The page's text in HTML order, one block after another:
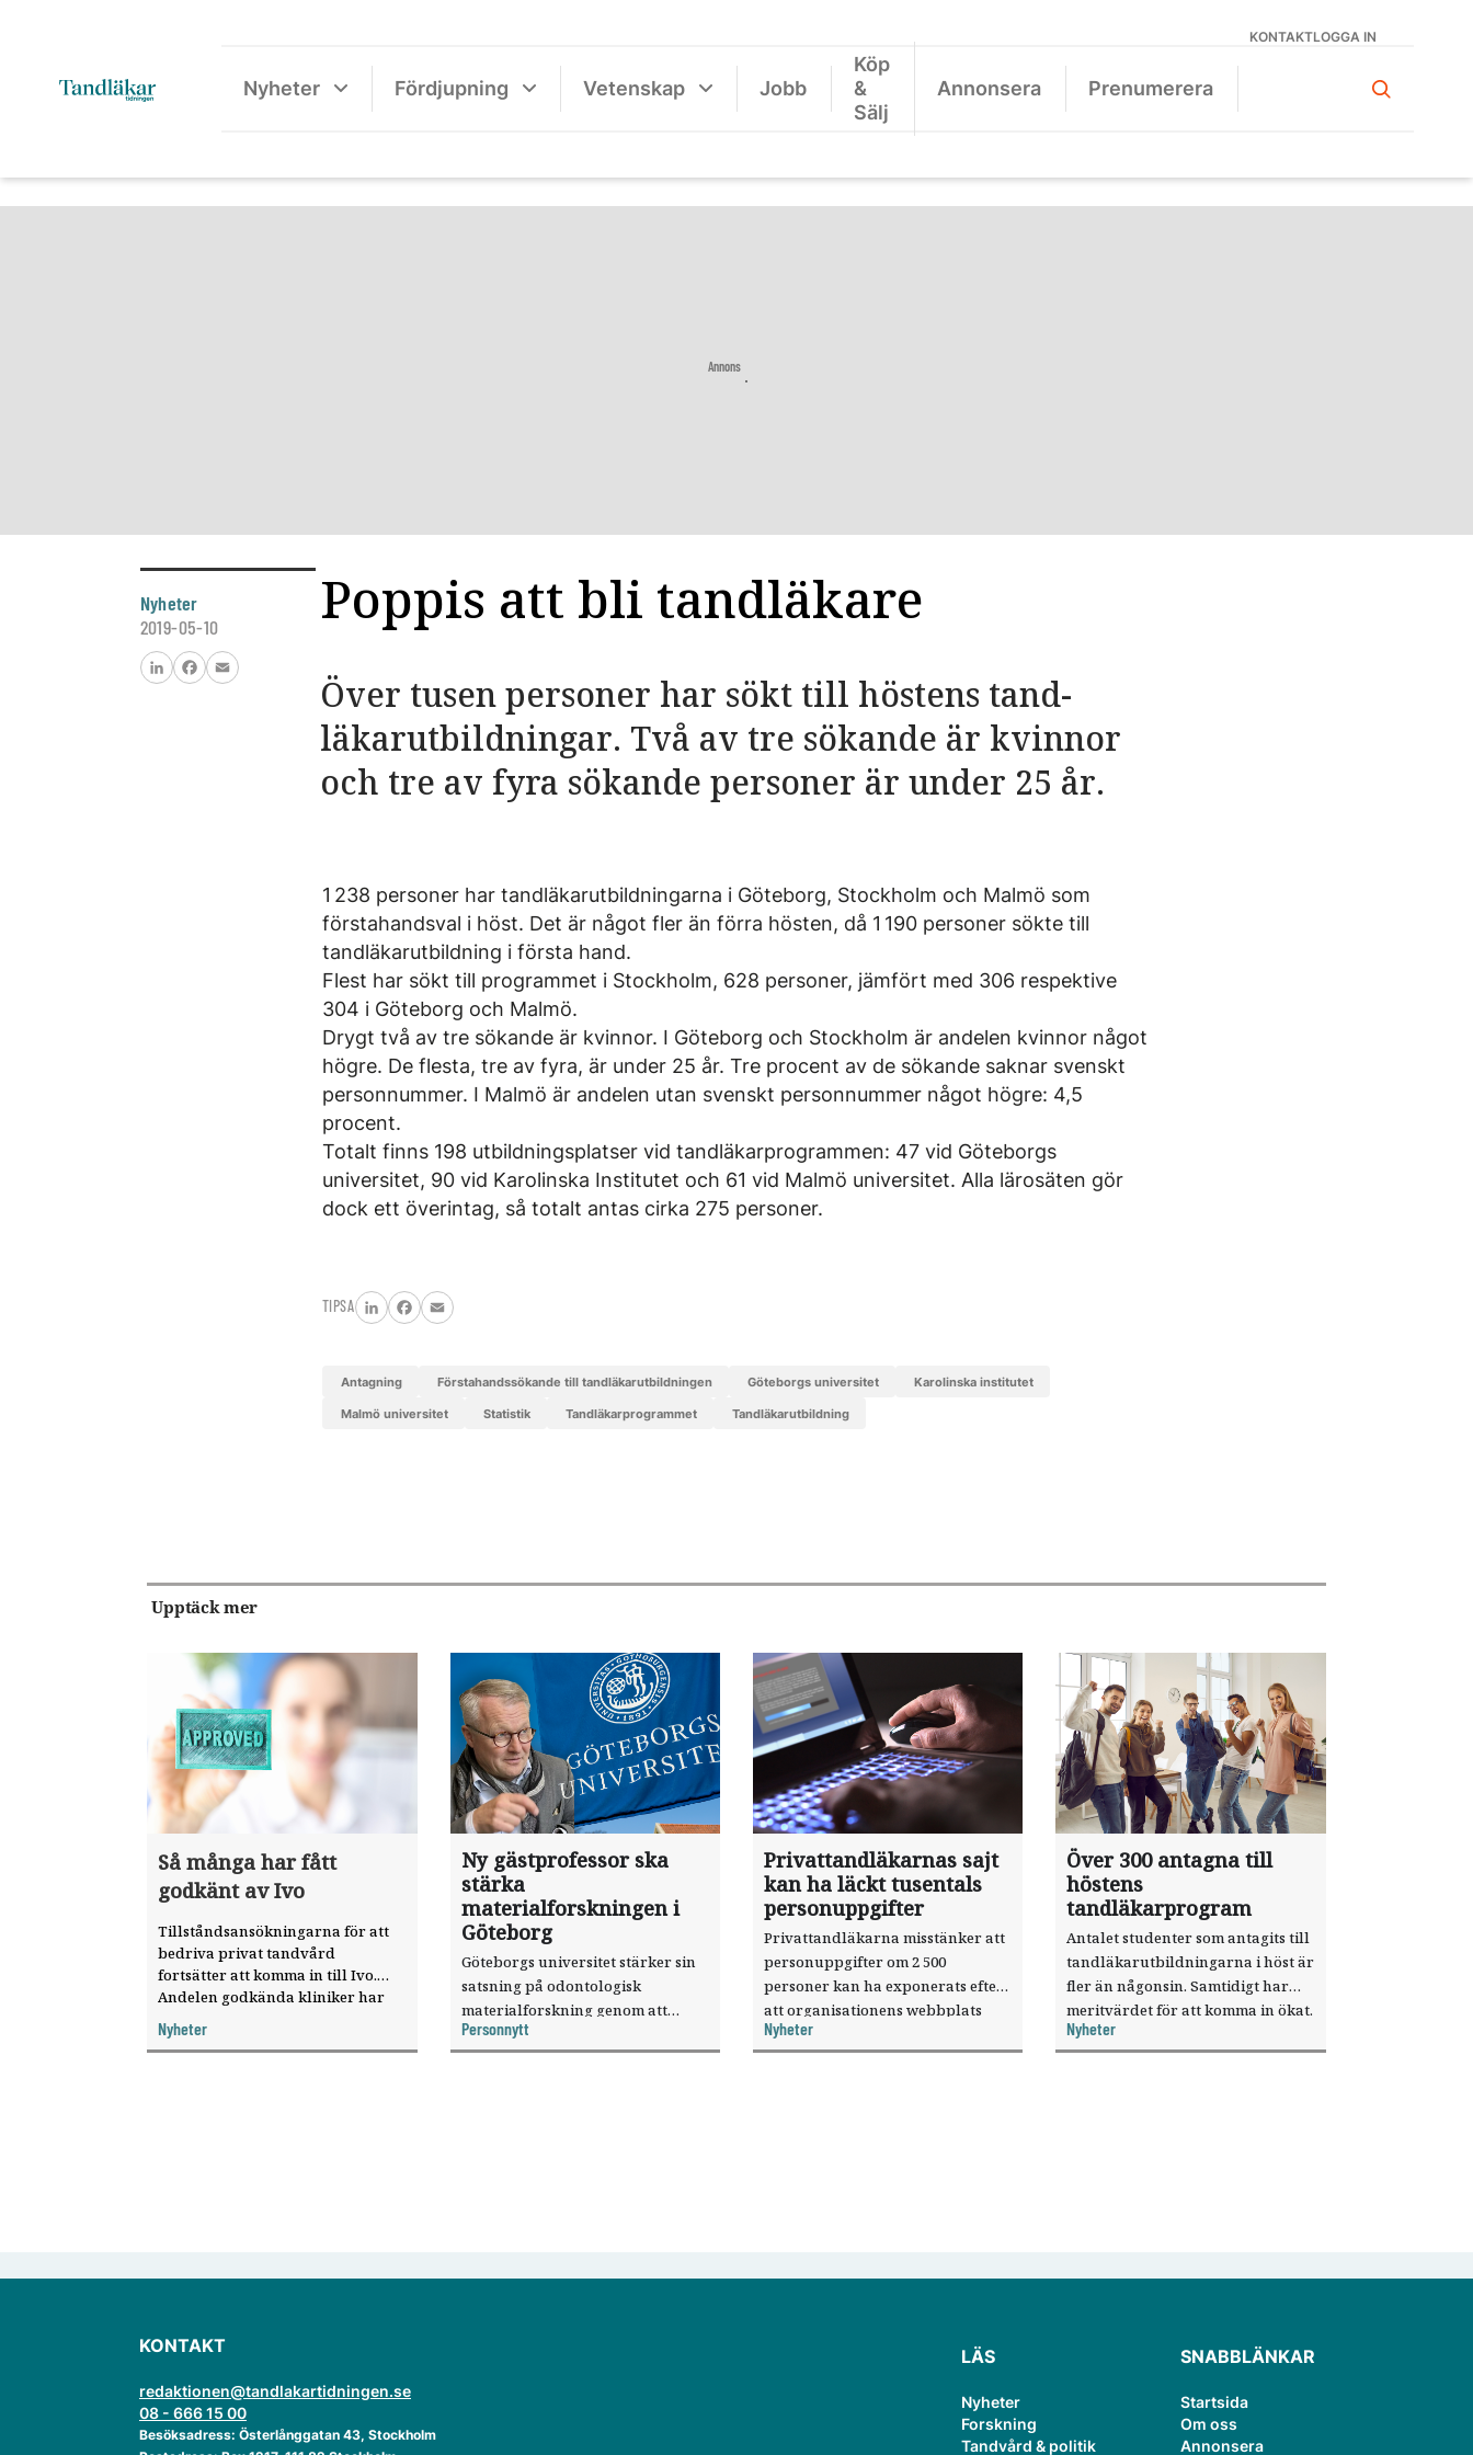
KONTAKTLOGGA IN
Nyheter Fördjupning Vetenskap Jobb
Köp
&
Sälj
Annonsera Prenumerera
Annons
Nyheter
2019-05-10
FacebookEmail
Poppis att bli tandläkare
Över tusen personer har sökt till höstens tand­
läkar­utbildningar. Två av tre sökande är kvinnor
och tre av fyra sökande personer är under 25 år.
1 238 personer har tandläkarutbildningarna i Göteborg, Stockholm och Malmö som
förstahandsval i höst. Det är något fler än förra hösten, då 1 190 personer sökte till
tandläkarutbildning i första hand.
Flest har sökt till programmet i Stockholm, 628 personer, jämfört med 306 respektive
304 i Göteborg och Malmö.
Drygt två av tre sökande är kvinnor. I Göteborg och Stockholm är andelen kvinnor något
högre. De flesta, tre av fyra, är under 25 år. Tre procent av de sökande saknar svenskt
personnummer. I Malmö är andelen utan svenskt personnummer något högre: 4,5
procent.
Totalt finns 198 utbildningsplatser vid tandläkarprogrammen: 47 vid Göteborgs
universitet, 90 vid Karolinska Institutet och 61 vid Malmö universitet. Alla lärosäten gör
dock ett överintag, så totalt antas cirka 275 personer.
TIPSA
LinkedInFacebook
Email
antagning förstahandssökande till tandläkarutbildningen Göteborgs universitet Karolinska institutet
Malmö universitet statistik tandläkarprogrammet tandläkarutbildning
Upptäck mer
Så många har fått
godkänt av Ivo
Tillståndsansökningarna för att
bedriva privat tandvård
fortsätter att komma in till Ivo.
Andelen godkända kliniker har
Nyheter
Ny gästprofessor ska
stärka
materialforskningen i
Göteborg
Göteborgs universitet stärker sin
satsning på odontologisk
materialforskning genom att
knyta forskaren Pekka Vallittu till
verksamheten som gästprofessor.
Personnytt
Privattandläkarnas sajt
kan ha läckt tusentals
personuppgifter
Privattandläkarna misstänker att
personuppgifter om 2 500
personer kan ha exponerats efter
att organisationens webbplats
utnyttjats genom en sårbarhet i ett
publiceringsverktyg.
Nyheter
Över 300 antagna till
höstens
tandläkarprogram
Antalet studenter som antagits till
tandläkarutbildningarna i höst är
fler än någonsin. Samtidigt har
meritvärdet för att komma in ökat.
Nyheter
KONTAKT
redaktionen@tandlakartidningen.se
08 - 666 15 00
Besöksadress: Österlånggatan 43, Stockholm
LÄS
Nyheter
Forskning
Tandvård & politik
SNABBLÄNKAR
Startsida
Om oss
Annonsera